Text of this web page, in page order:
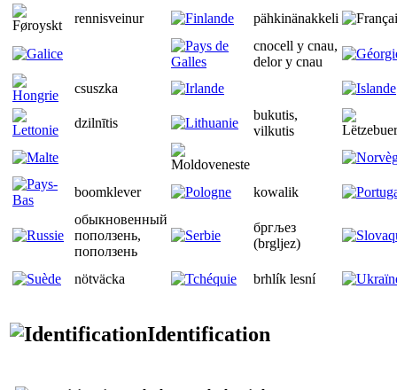
rennisveinur
pähkinänakkeli
cnocell y cnau,
delor y cnau
csuszka
dzilnītis
bukutis,
vilkutis
boomklever
kowalik
обыкновенный
поползень,
поползень
бргљез
(brgljez)
nötväcka brhlík lesní
Identification